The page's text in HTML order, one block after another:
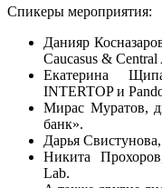
Спикеры мероприятия:
Данияр
Caucasus & Central
Екатерина
INTERTOP и
Мирас Муратов,
банк».
Дарья
Никита
Lab.